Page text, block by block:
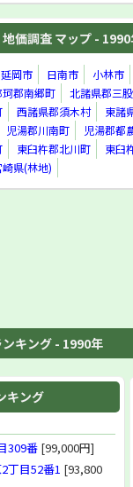
価調査 マップ -
延岡市 日南市
小林市
珂郡南郷町
北諸県郡三
西諸県郡須木村
東諸
児湯郡川南町
児湯郡都
東臼杵郡北川町
東臼
崎県(林地)
キング - 1990年
キング
309番 [99,000円]
丁目52番1 [93,800